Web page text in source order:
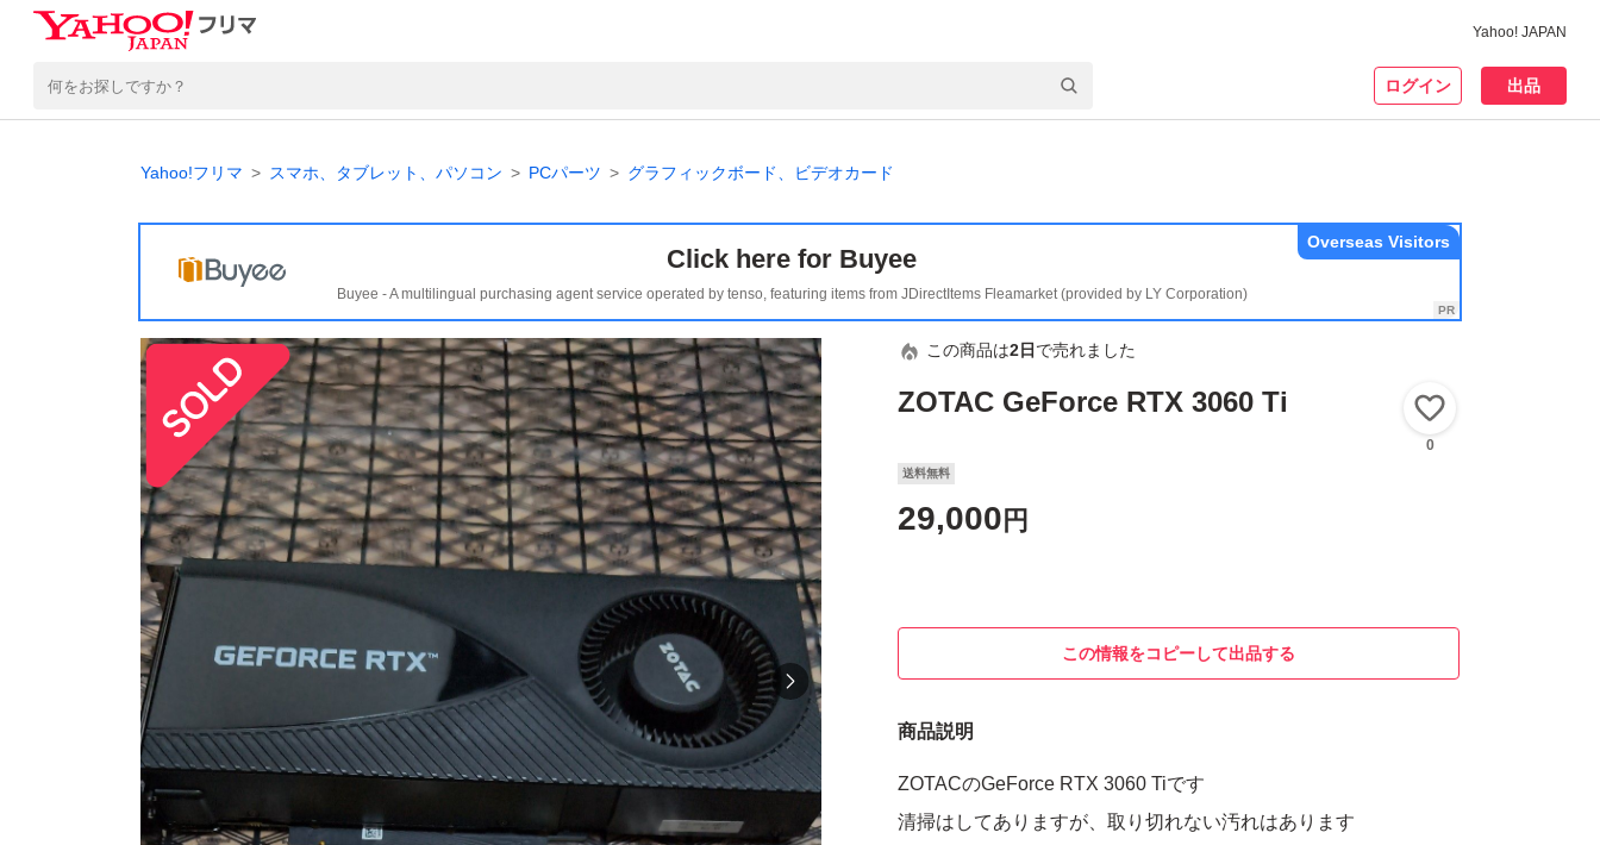
Yahoo! JAPAN
ログイン 出品
Yahoo!フリマ スマホ、タブレット、パソコン PCパーツ グラフィックボード、ビデオカード
Click here for Buyee
Buyee - A multilingual purchasing agent service operated by tenso, featuring items from JDirectItems Fleamarket (provided by LY Corporation)
Overseas Visitors
この商品は2日 で売れました
ZOTAC GeForce RTX 3060 Ti
0
送料無料
29,000 円
この情報をコピーして出品する
商品説明
ZOTACのGeForce RTX 3060 Tiです
清掃はしてありますが、取り切れない汚れはあります